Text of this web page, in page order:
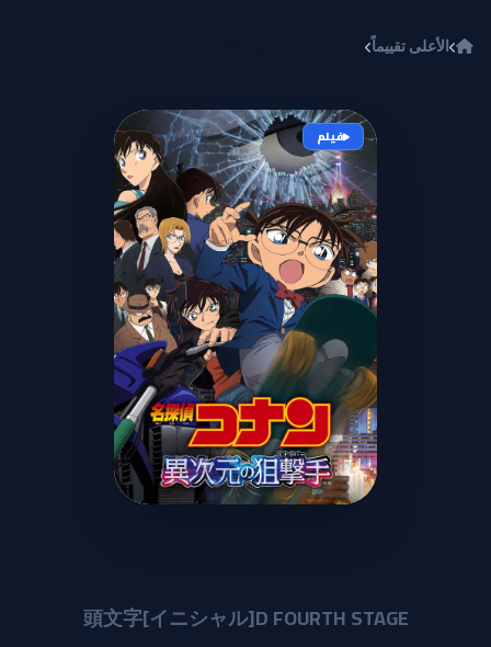
الأعلى تقييماً
فيلم
Meitantei Conan Movie 18: Ijigen
頭文字[イニシャル]D FOURTH STAGE